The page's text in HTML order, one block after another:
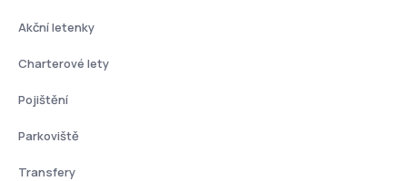
Akční letenky
Charterové lety
Pojištění
Parkoviště
Transfery